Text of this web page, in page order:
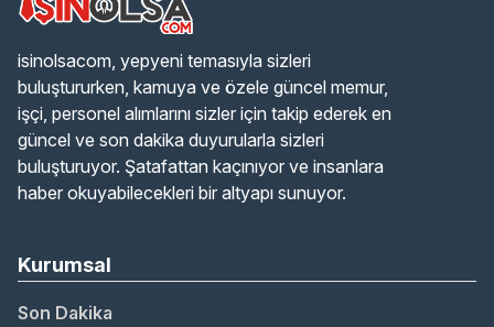
isinolsacom, yepyeni temasıyla sizleri
buluştururken, kamuya ve özele güncel memur,
işçi, personel alımlarını sizler için takip ederek en
güncel ve son dakika duyurularla sizleri
buluşturuyor. Şatafattan kaçınıyor ve insanlara
haber okuyabilecekleri bir altyapı sunuyor.
Kurumsal
Son Dakika